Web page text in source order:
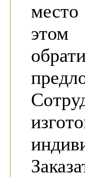
место
этом